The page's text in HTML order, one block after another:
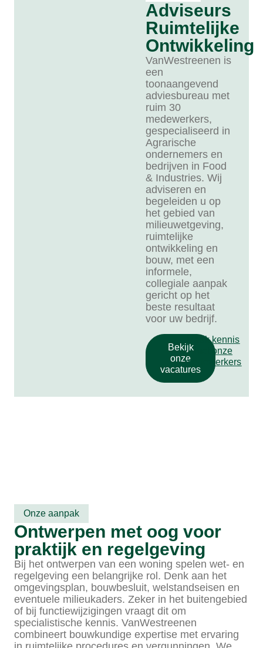
Adviseurs
Ruimtelijke
Ontwikkeling
VanWestreenen is
een
toonaangevend
adviesbureau met
ruim 30
medewerkers,
gespecialiseerd in
Agrarische
ondernemers en
bedrijven in Food
& Industries. Wij
adviseren en
begeleiden u op
het gebied van
milieuwetgeving,
ruimtelijke
ontwikkeling en
bouw, met een
informele,
collegiale aanpak
gericht op het
beste resultaat
voor uw bedrijf.
Bekijk
onze
vacatures
Maak kennis
met onze
medewerkers
Onze aanpak
Ontwerpen met oog voor
praktijk en regelgeving
Bij het ontwerpen van een woning spelen wet- en
regelgeving een belangrijke rol. Denk aan het
omgevingsplan, bouwbesluit, welstandseisen en
eventuele milieukaders. Zeker in het buitengebied
of bij functiewijzigingen vraagt dit om
specialistische kennis. VanWestreenen
combineert bouwkundige expertise met ervaring